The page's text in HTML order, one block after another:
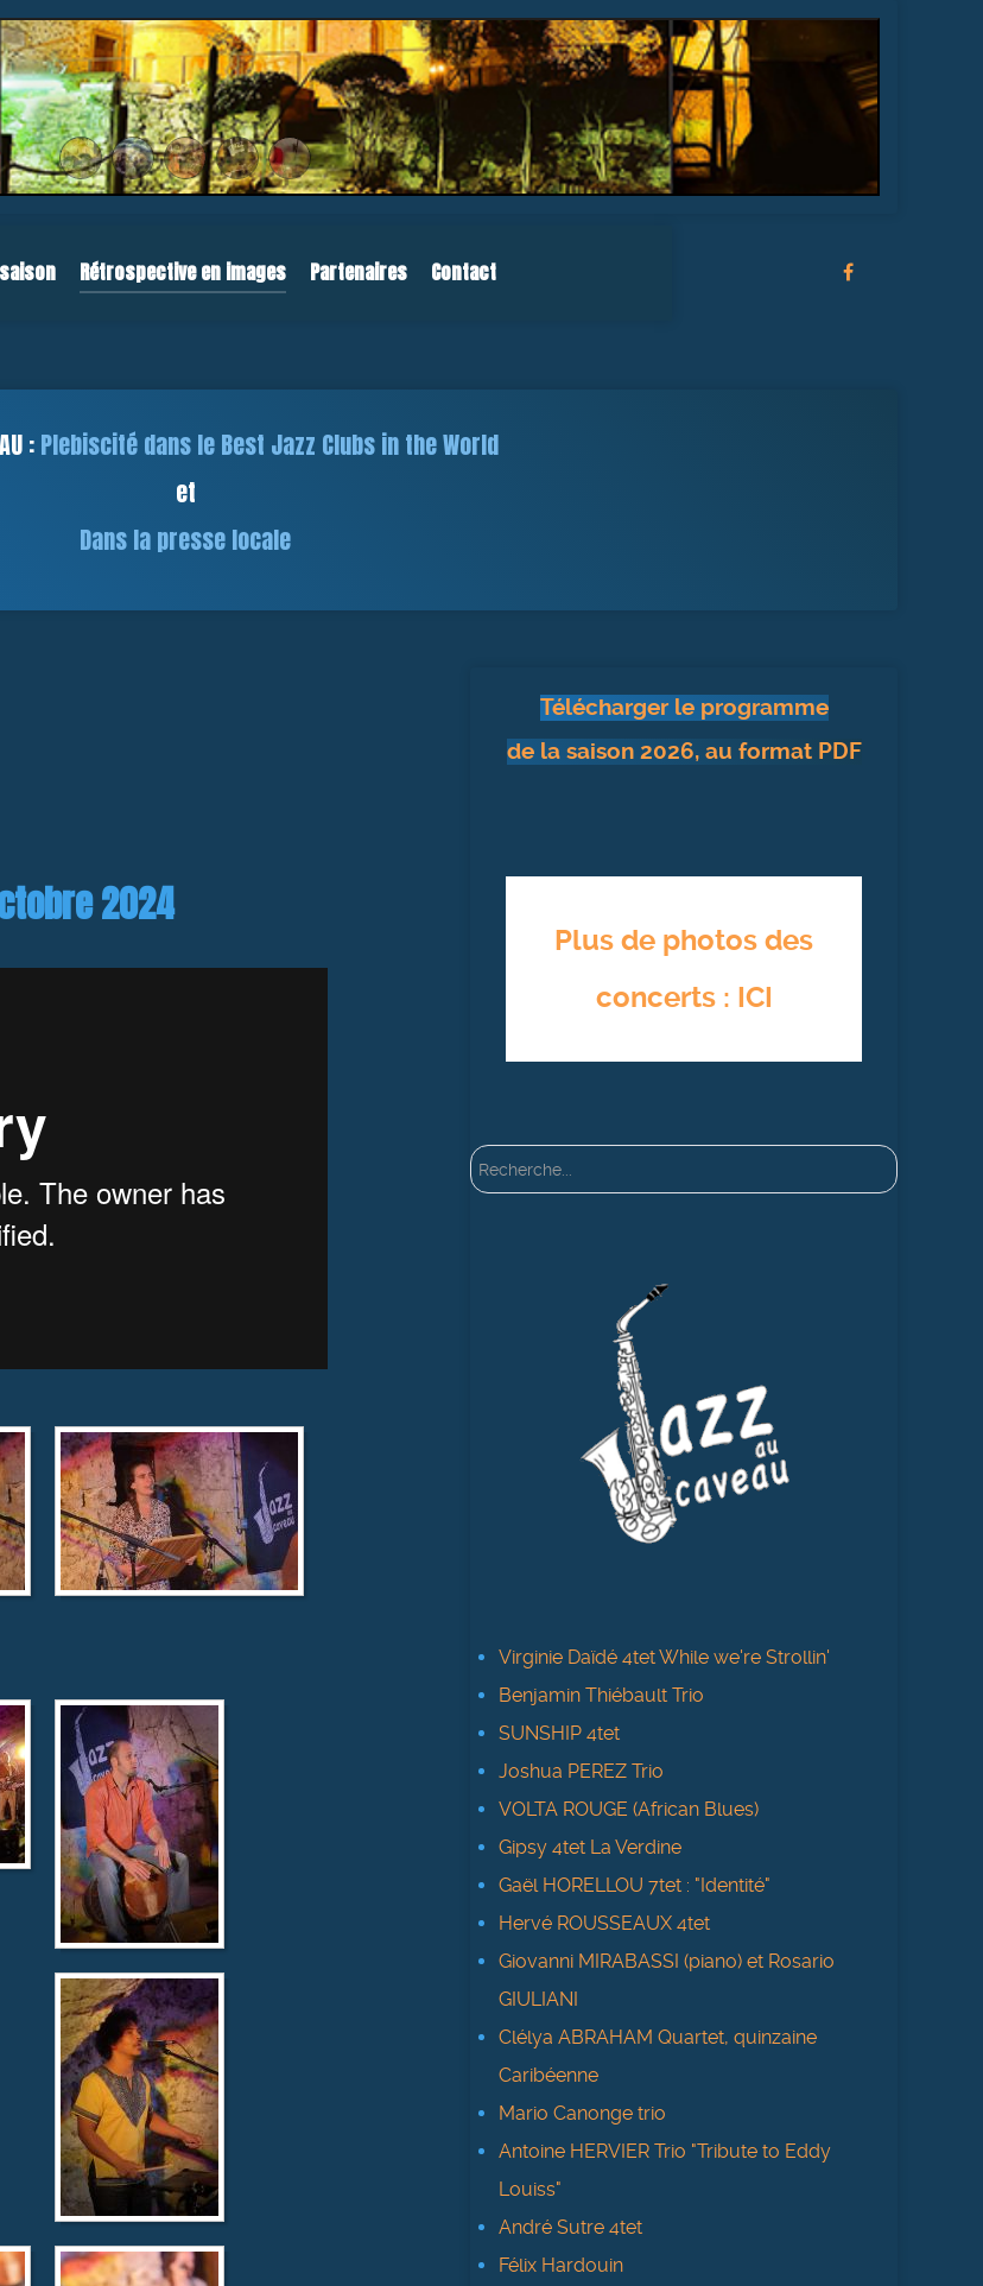
Rétrospective en images Partenaires Contact
:Plebiscité dans le Best Jazz Clubs in the World
et
Dans la presse locale
2024
Télécharger le programme
de la saison 2026, au format PDF
Plus de photos des
concerts : ICI
Rechercher
Virginie Daïdé 4tet While we're Strollin'
Benjamin Thiébault Trio
SUNSHIP 4tet
Joshua PEREZ Trio
VOLTA ROUGE (African Blues)
Gipsy 4tet La Verdine
Gaël HORELLOU 7tet : "Identité"
Hervé ROUSSEAUX 4tet
Giovanni MIRABASSI (piano) et Rosario
GIULIANI
Clélya ABRAHAM Quartet, quinzaine
Caribéenne
Mario Canonge trio
Antoine HERVIER Trio "Tribute to Eddy
Louiss"
André Sutre 4tet
Félix Hardouin